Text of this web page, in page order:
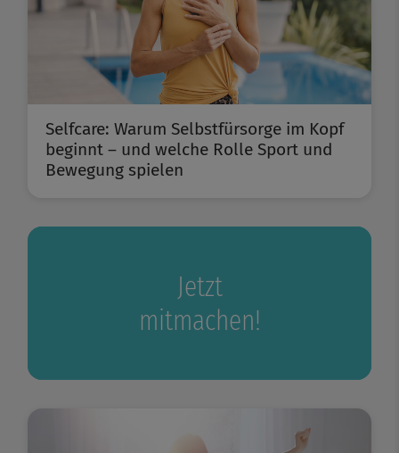
Selfcare: Warum Selbstfürsorge im Kopf
beginnt – und welche Rolle Sport und
Bewegung spielen
Jetzt
mitmachen!